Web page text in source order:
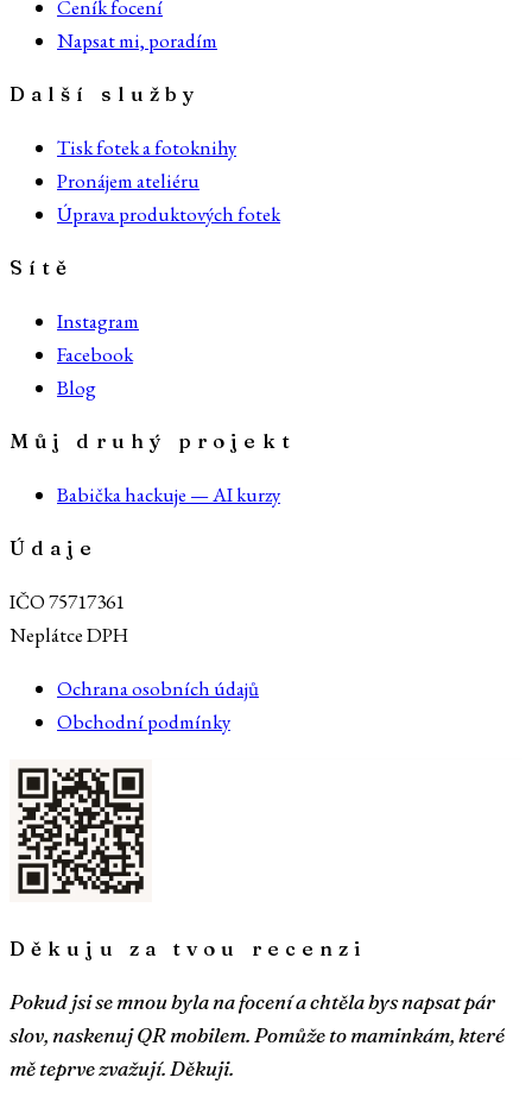
Ceník focení
Napsat mi, poradím
Další služby
Tisk fotek a fotoknihy
Pronájem ateliéru
Úprava produktových fotek
Sítě
Instagram
Facebook
Blog
Můj druhý projekt
Babička hackuje — AI kurzy
Údaje
IČO 75717361
Neplátce DPH
Ochrana osobních údajů
Obchodní podmínky
Děkuju za tvou recenzi
Pokud jsi se mnou byla na focení a chtěla bys napsat pár
slov, naskenuj QR mobilem. Pomůže to maminkám, které
mě teprve zvažují. Děkuji.